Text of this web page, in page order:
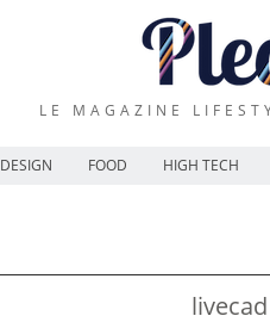
LE MAGAZINE
DESIGN FOOD HIGH TECH
livecad